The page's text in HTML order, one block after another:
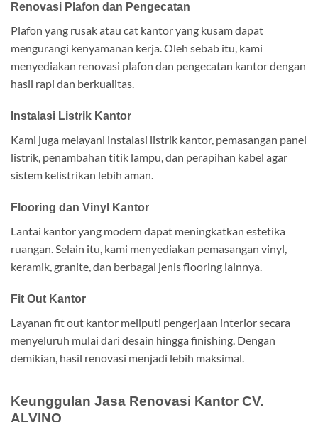
Renovasi Plafon dan Pengecatan
Plafon yang rusak atau cat kantor yang kusam dapat
mengurangi kenyamanan kerja. Oleh sebab itu, kami
menyediakan renovasi plafon dan pengecatan kantor dengan
hasil rapi dan berkualitas.
Instalasi Listrik Kantor
Kami juga melayani instalasi listrik kantor, pemasangan panel
listrik, penambahan titik lampu, dan perapihan kabel agar
sistem kelistrikan lebih aman.
Flooring dan Vinyl Kantor
Lantai kantor yang modern dapat meningkatkan estetika
ruangan. Selain itu, kami menyediakan pemasangan vinyl,
keramik, granite, dan berbagai jenis flooring lainnya.
Fit Out Kantor
Layanan fit out kantor meliputi pengerjaan interior secara
menyeluruh mulai dari desain hingga finishing. Dengan
demikian, hasil renovasi menjadi lebih maksimal.
Keunggulan Jasa Renovasi Kantor CV.
ALVINO